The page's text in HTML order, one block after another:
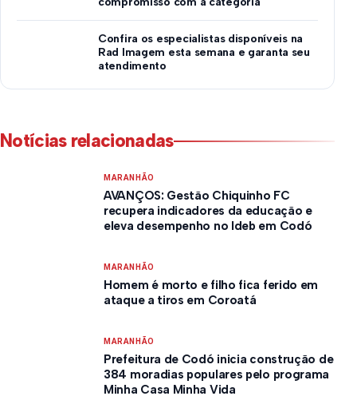
Confira os especialistas disponíveis na
Rad Imagem esta semana e garanta seu
atendimento
Notícias relacionadas
MARANHÃO
AVANÇOS: Gestão Chiquinho FC
recupera indicadores da educação e
eleva desempenho no Ideb em Codó
MARANHÃO
Homem é morto e filho fica ferido em
ataque a tiros em Coroatá
MARANHÃO
Prefeitura de Codó inicia construção de
384 moradias populares pelo programa
Minha Casa Minha Vida